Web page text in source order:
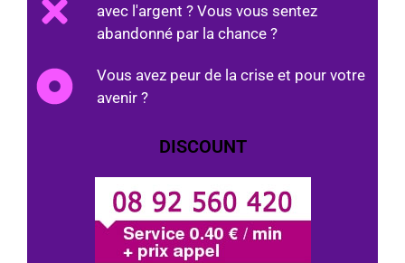
avec l'argent ? Vous vous sentez
abandonné par la chance ?
Vous avez peur de la crise et pour votre
avenir ?
DISCOUNT